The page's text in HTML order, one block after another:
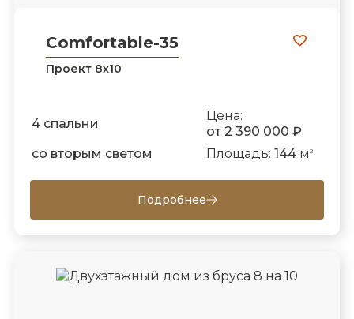
Comfortable-35
Проект 8х10
4 спальни
Цена:
от 2 390 000 ₽
со вторым светом
Площадь: 144м 2
Подробнее